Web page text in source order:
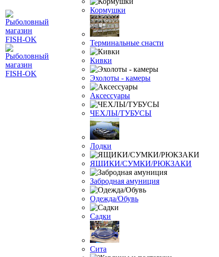
Кормушки
Терминальные снасти
Кивки
Эхолоты - камеры
Аксессуары
ЧЕХЛЫ/ТУБУСЫ
Лодки
ЯЩИКИ/СУМКИ/РЮКЗАКИ
Забродная амуниция
Одежда/Обувь
Садки
Сита